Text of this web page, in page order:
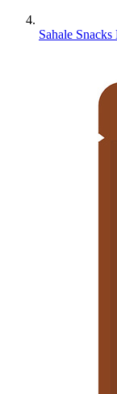
Sahale